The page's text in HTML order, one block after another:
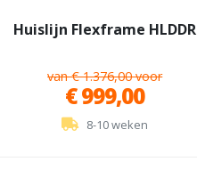
Huislijn Flexframe HLDDR
van € 1.376,00 voor
€ 999,00
8-10 weken